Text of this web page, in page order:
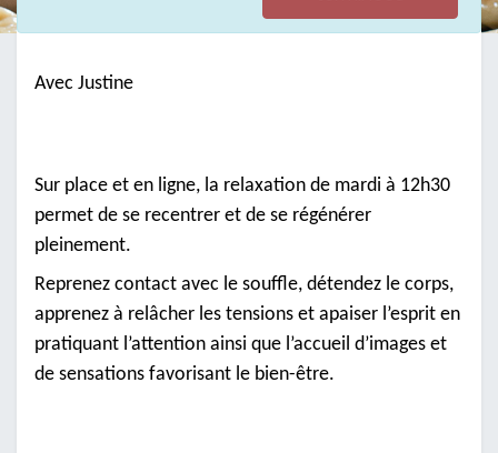
Avec Justine
Sur place et en ligne, la relaxation de mardi à 12h30
permet de se recentrer et de se régénérer
pleinement.
Reprenez contact avec le souffle, détendez le corps,
apprenez à relâcher les tensions et apaiser l’esprit en
pratiquant l’attention ainsi que l’accueil d’images et
de sensations favorisant le bien-être.